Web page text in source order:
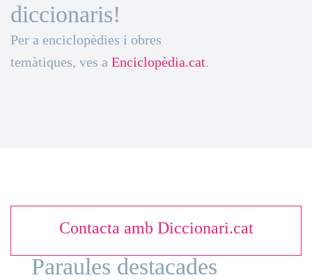
diccionaris!
Per a enciclopèdies i obres
temàtiques, ves a Enciclopèdia.cat.
Contacta amb Diccionari.cat
Paraules destacades